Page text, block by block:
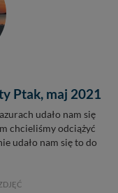
Ptak, maj 2021
udało nam się
chcieliśmy odciążyć
udało nam się to do